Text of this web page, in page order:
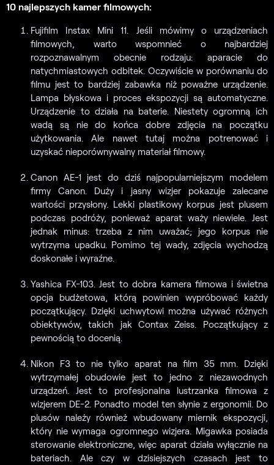
10 najlepszych kamer filmowych:
Fujifilm Instax Mini 11. Jeśli mówimy o urządzeniach
filmowych, warto wspomnieć o najbardziej
rozpoznawalnym obecnie rodzaju: aparacie do
natychmiastowych odbitek. Oczywiście w porównaniu do
filmu jest to bardziej zabawka niż poważne urządzenie.
Lampa błyskowa i proces ekspozycji są automatyczne.
Urządzenie to działa na baterie. Niestety ogromną ich
wadą są nie do końca dobre zdjęcia na początku
użytkowania. Ale nawet tutaj można potrenować i
uzyskać nieporównywalny materiał filmowy.
Canon AE-1 jest do dziś najpopularniejszym modelem
firmy Canon. Duży i jasny wizjer pokazuje zalecane
wartości przysłony. Lekki plastikowy korpus jest plusem
podczas podróży, ponieważ aparat waży niewiele. Jest
jednak minus: trzeba z nim uważać; jego korpus nie
wytrzyma upadku. Pomimo tej wady, zdjęcia wychodzą
doskonałe i wyraźne.
Yashica FX-103. Jest to dobra kamera filmowa i świetna
opcja budżetowa, którą powinien wypróbować każdy
początkujący. Dzięki uchwytowi można używać różnych
obiektywów, takich jak Contax Zeiss. Początkujący z
pewnością to docenią.
Nikon F3 to nie tylko aparat na film 35 mm. Dzięki
wytrzymałej obudowie jest to jedno z niezawodnych
urządzeń. Jest to profesjonalna lustrzanka filmowa z
wizjerem DE-2. Ponadto model ten słynie z ergonomii. Do
plusów należy również wbudowany miernik ekspozycji,
który nie wymaga ogromnego wizjera. Migawka posiada
sterowanie elektroniczne, więc aparat działa wyłącznie na
bateriach. Ale czy w dzisiejszych czasach jest to